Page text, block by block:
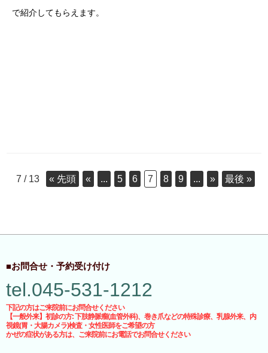
で紹介してもらえます。
7 / 13 « 先頭 « ... 5 6 7 8 9 ... » 最後 »
■お問合せ・予約受け付け
tel.045-531-1212
下記の方はご来院前にお問合せください
【一般外来】初診の方: 下肢静脈瘤(血管外科)、巻き爪などの特殊診療、乳腺外来、内
視鏡(胃・大腸カメラ)検査・女性医師をご希望の方
かぜの症状がある方は、ご来院前にお電話でお問合せください